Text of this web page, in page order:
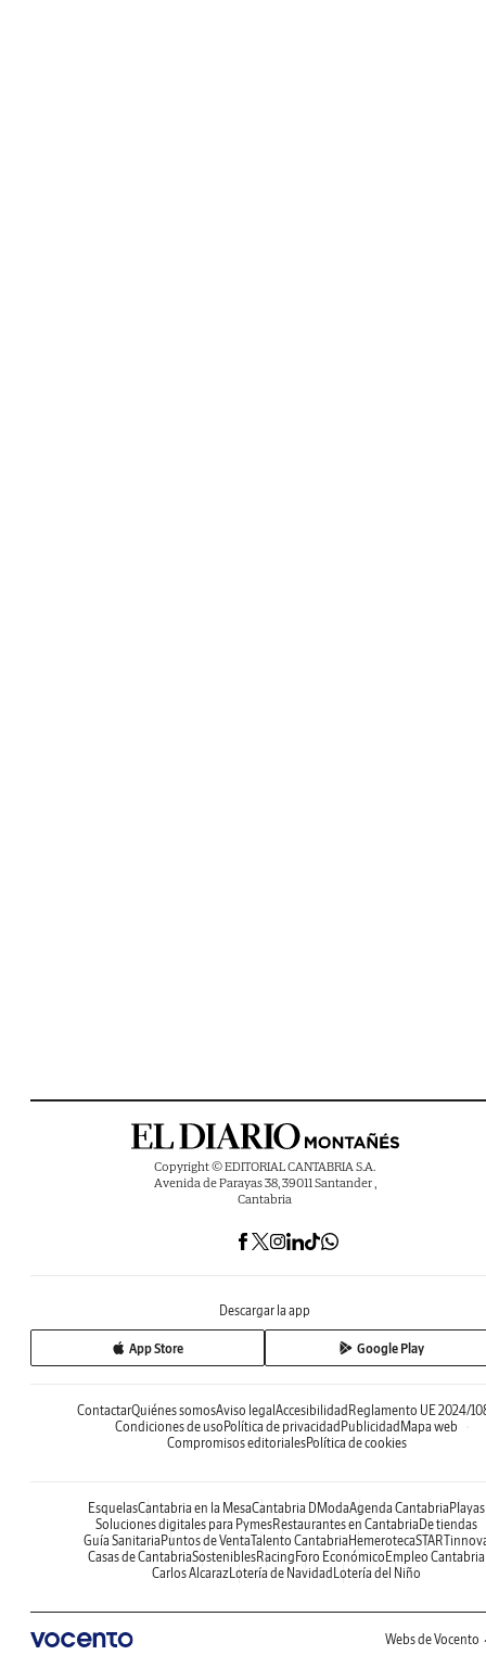
Copyright © EDITORIAL CANTABRIA S.A.
Avenida de Parayas 38, 39011 Santander ,
Cantabria
Descargar la app
App Store Google Play
ContactarQuiénes somosAviso legal Accesibilidad Reglamento UE 2024/
Condiciones de uso Política de privacidad Publicidad Mapa web
Compromisos editorialesPolítica de cookies
EsquelasCantabria en la MesaCantabria DModaAgenda Cantabria Playas
Soluciones digitales para PymesRestaurantes en Cantabria De tiendas
Guía Sanitaria Puntos de VentaTalento Cantabria Hemeroteca
Casas de CantabriaSosteniblesRacing Foro Económico Empleo Cantabria
Carlos AlcarazLotería de Navidad Lotería del Niño
Webs de Vocento